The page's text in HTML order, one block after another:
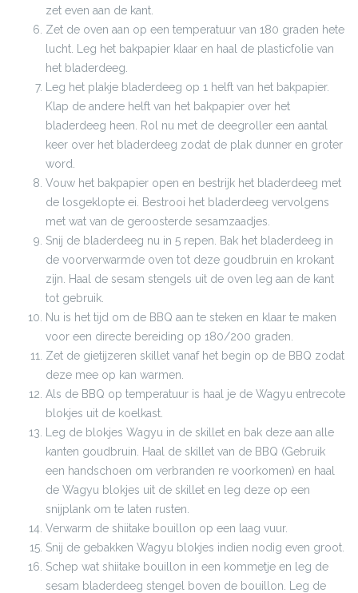
zet even aan de kant.
Zet de oven aan op een temperatuur van 180 graden hete
lucht. Leg het bakpapier klaar en haal de plasticfolie van
het bladerdeeg.
Leg het plakje bladerdeeg op 1 helft van het bakpapier.
Klap de andere helft van het bakpapier over het
bladerdeeg heen. Rol nu met de deegroller een aantal
keer over het bladerdeeg zodat de plak dunner en groter
word.
Vouw het bakpapier open en bestrijk het bladerdeeg met
de losgeklopte ei. Bestrooi het bladerdeeg vervolgens
met wat van de geroosterde sesamzaadjes.
Snij de bladerdeeg nu in 5 repen. Bak het bladerdeeg in
de voorverwarmde oven tot deze goudbruin en krokant
zijn. Haal de sesam stengels uit de oven leg aan de kant
tot gebruik.
Nu is het tijd om de BBQ aan te steken en klaar te maken
voor een directe bereiding op 180/200 graden.
Zet de gietijzeren skillet vanaf het begin op de BBQ zodat
deze mee op kan warmen.
Als de BBQ op temperatuur is haal je de Wagyu entrecote
blokjes uit de koelkast.
Leg de blokjes Wagyu in de skillet en bak deze aan alle
kanten goudbruin. Haal de skillet van de BBQ (Gebruik
een handschoen om verbranden re voorkomen) en haal
de Wagyu blokjes uit de skillet en leg deze op een
snijplank om te laten rusten.
Verwarm de shiitake bouillon op een laag vuur.
Snij de gebakken Wagyu blokjes indien nodig even groot.
Schep wat shiitake bouillon in een kommetje en leg de
sesam bladerdeeg stengel boven de bouillon. Leg de